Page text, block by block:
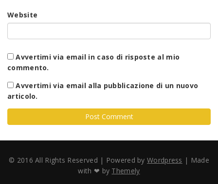
Website
Avvertimi via email in caso di risposte al mio
commento.
Avvertimi via email alla pubblicazione di un nuovo
articolo.
© 2016 All Rights Reserved | Powered byWordpress | Made
with ❤ by Themely